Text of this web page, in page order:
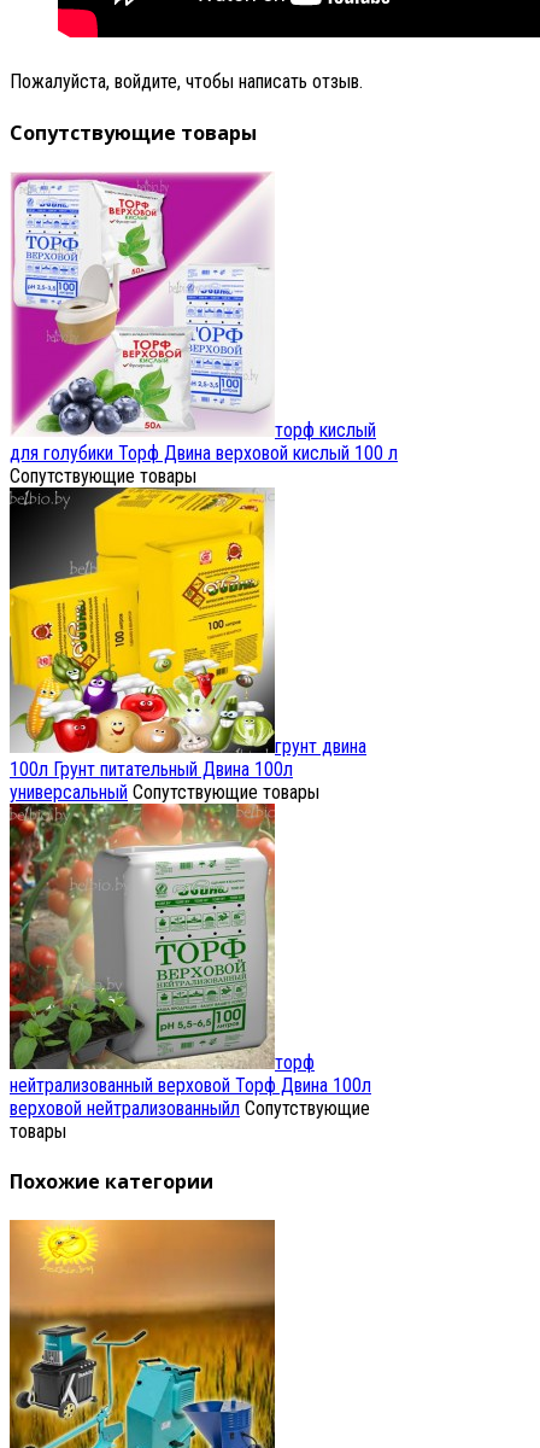
Пожалуйста, войдите, чтобы написать отзыв.
Сопутствующие товары
торф кислый
для голубики Торф Двина верховой кислый 100 л
Сопутствующие товары
грунт двина
100л Грунт питательный Двина 100л
универсальный Сопутствующие товары
торф
нейтрализованный верховой Торф Двина 100л
верховой нейтрализованныйл Сопутствующие
товары
Похожие категории